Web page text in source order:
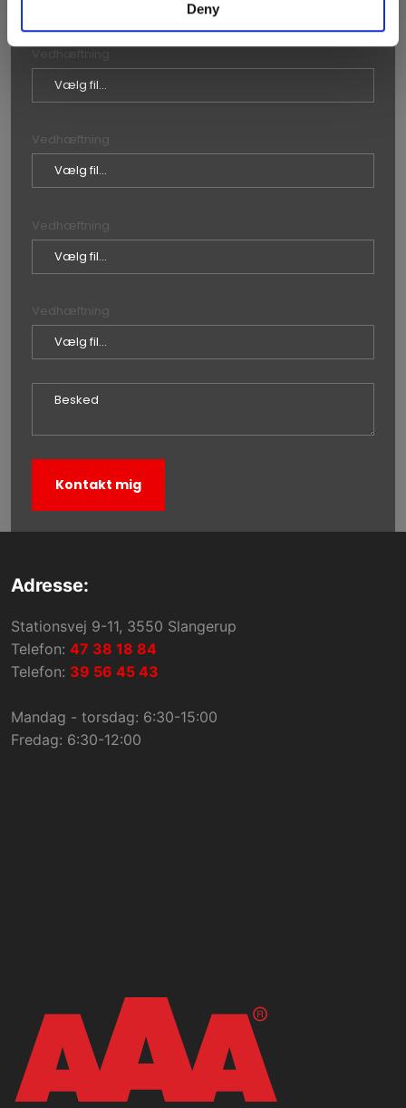
Deny
Vedhæftning
Vedhæftning
Vedhæftning
Adresse:​
​Stationsvej 9-11, 3550 Slangerup
Telefon: 47 38 18 84
Telefon: 39 56 45 43
Mandag - torsdag: 6:30-15:00
Fredag: 6:30-12:00